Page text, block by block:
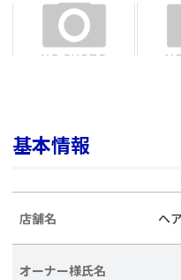
基本情報
店舗名 ヘ
オーナー様氏名